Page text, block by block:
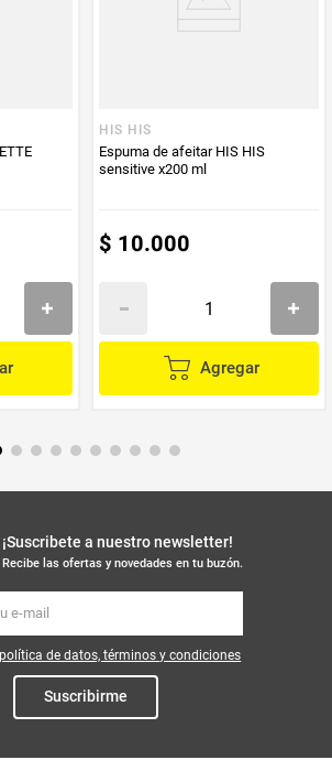
HIS HIS
Espuma de afeitar HIS HIS
sensitive x200 ml
$ 10.000
Agregar
¡Suscribete a nuestro newsletter!
Recibe las ofertas y novedades en tu buzón.
de datos, términos y condiciones
Suscribirme